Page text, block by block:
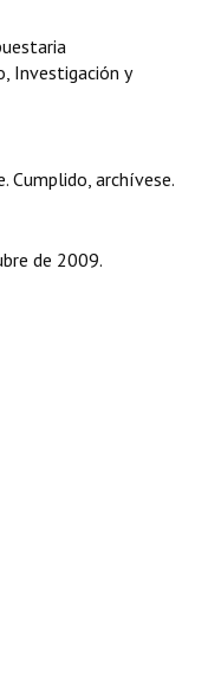
Investigación y
archívese.
de 2009.